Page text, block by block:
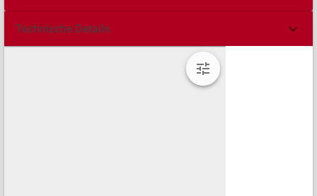
Technische Details